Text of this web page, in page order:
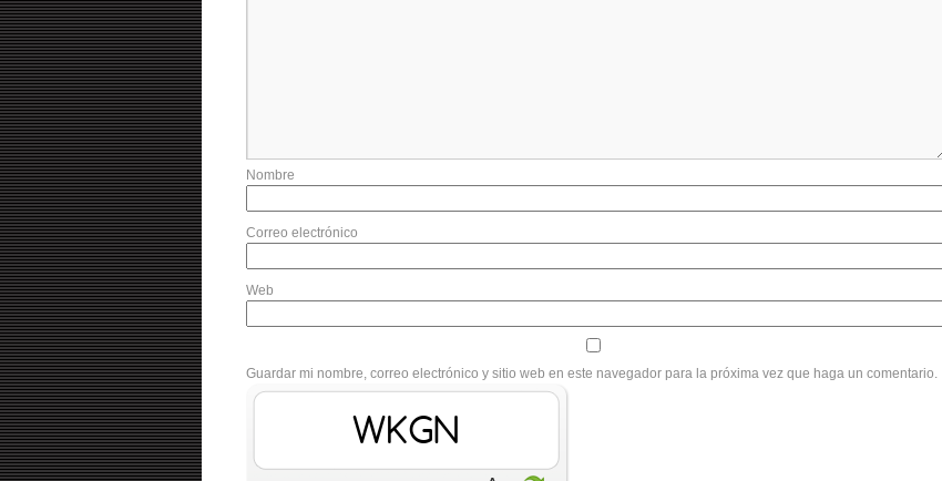
Nombre
Correo electrónico
Web
Guardar mi nombre, correo electrónico y sitio web en este navegador para la próxima vez que haga un comentario.
W6AI